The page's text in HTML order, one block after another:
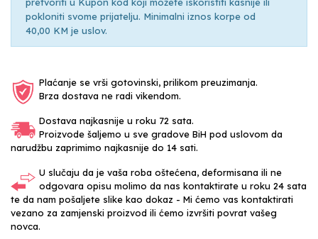
pokloniti svome prijatelju. Minimalni iznos korpe od
40,00 KM je uslov.
Plaćanje se vrši gotovinski, prilikom preuzimanja.
Brza dostava ne radi vikendom.
Dostava najkasnije u roku 72 sata.
Proizvode šaljemo u sve gradove BiH pod uslovom da
narudžbu zaprimimo najkasnije do 14 sati.
U slučaju da je vaša roba oštećena, deformisana ili ne
odgovara opisu molimo da nas kontaktirate u roku 24 sata
te da nam pošaljete slike kao dokaz - Mi ćemo vas kontaktirati
vezano za zamjenski proizvod ili ćemo izvršiti povrat vašeg
novca.